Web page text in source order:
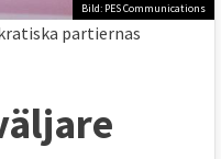
Bild: PES Communications
partiernas